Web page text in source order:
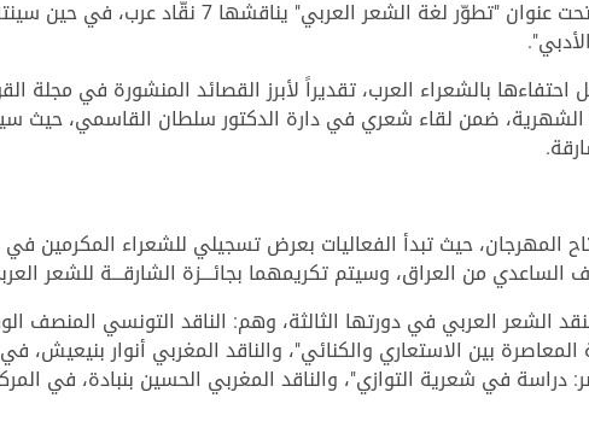
دائرة الثقافة في الشارقة، وندوة فكرية تحت عنوان
ضمن لقاء شعري في دارة الدكتور سلطان القاسمي، حيث
حيث تبدأ الفعاليات بعرض تسجيلي للشعراء المكرمين في
من العراق، وسيتم تكريمهما بجائـــزة الشارقـــة للشعر العربي
الشعر العربي في دورتها الثالثة، وهم: الناقد التونسي المنصف
بين الاستعاري والكنائي"، والناقد المغربي أنوار بنيعيش، في
دراسة في شعرية التوازي"، والناقد المغربي الحسين بنبادة، في